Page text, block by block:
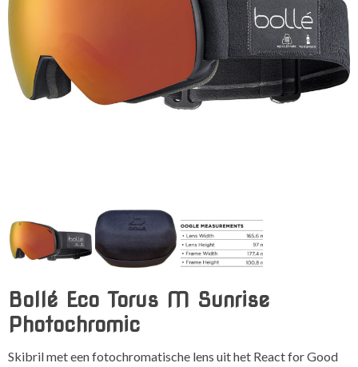
Bollé Eco Torus M Sunrise
Photochromic
Skibril met een fotochromatische lens uit het React for Good